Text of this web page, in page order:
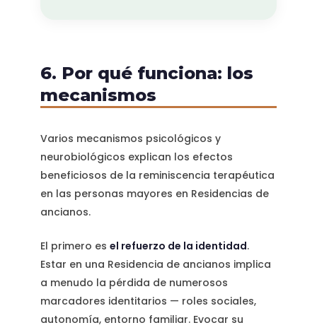
6. Por qué funciona: los
mecanismos
Varios mecanismos psicológicos y
neurobiológicos explican los efectos
beneficiosos de la reminiscencia terapéutica
en las personas mayores en Residencias de
ancianos.
El primero es el refuerzo de la identidad.
Estar en una Residencia de ancianos implica
a menudo la pérdida de numerosos
marcadores identitarios — roles sociales,
autonomía, entorno familiar. Evocar su